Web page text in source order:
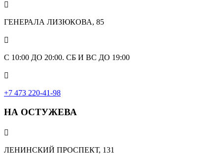

ГЕНЕРАЛА ЛИЗЮКОВА, 85

С 10:00 ДО 20:00. СБ И ВС ДО 19:00

+7 473 220-41-98
НА ОСТУЖЕВА

ЛЕНИНСКИЙ ПРОСПЕКТ, 131